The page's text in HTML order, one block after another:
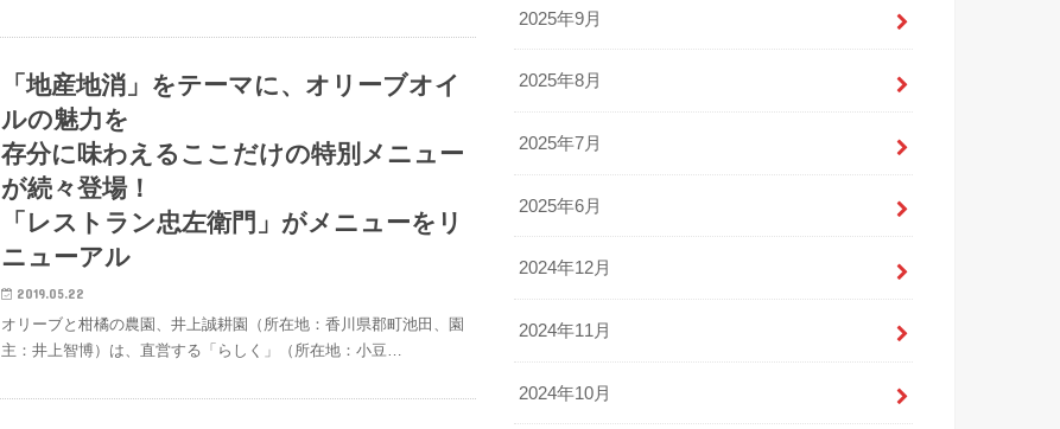
「地産地消」をテーマに、オリーブオイ
ルの魅力を
存分に味わえるここだけの特別メニュー
が続々登場！
「レストラン忠左衛門」がメニューをリ
ニューアル
2019.05.22
オリーブと柑橘の農園、井上誠耕園（所在地：香川県郡町池田、園
主：井上智博）は、直営する「らしく」（所在地：小豆…
2025年9月
2025年8月
2025年7月
2025年6月
2024年12月
2024年11月
2024年10月